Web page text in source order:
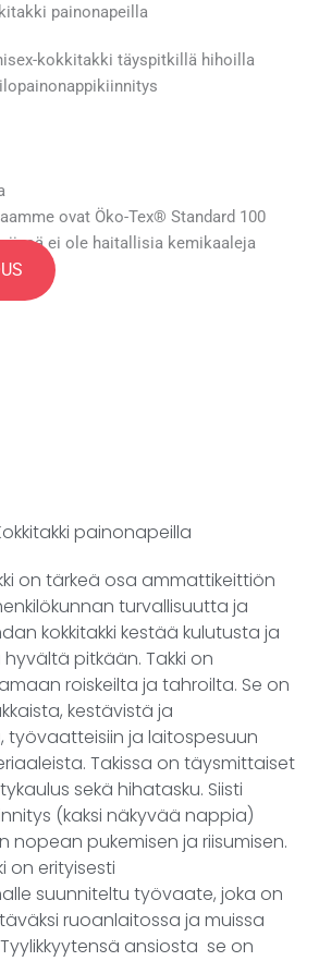
painonapeilla
kokkitakki täyspitkillä hihoilla
ovat Öko-Tex® Standard 100
ei ole haitallisia kemikaaleja
painonapeilla
on tärkeä osa ammattikeittiön
turvallisuutta ja
kokkitakki kestää kulutusta ja
pitkään. Takki on
roiskeilta ja tahroilta. Se on
kestävistä ja
työvaatteisiin ja laitospesuun
Takissa on täysmittaiset
sekä hihatasku. Siisti
(kaksi näkyvää nappia)
nopean pukemisen ja riisumisen.
on erityisesti
suunniteltu työvaate, joka on
ruoanlaitossa ja muissa
ansiosta se on